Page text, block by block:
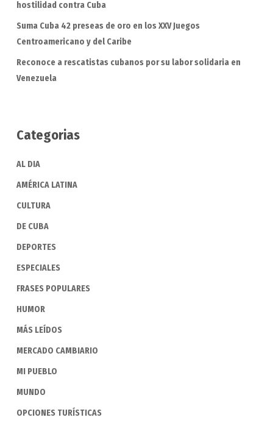
hostilidad contra Cuba
Suma Cuba 42 preseas de oro en los XXV Juegos
Centroamericano y del Caribe
Reconoce a rescatistas cubanos por su labor solidaria en
Venezuela
Categorias
AL DIA
AMÉRICA LATINA
CULTURA
DE CUBA
DEPORTES
ESPECIALES
FRASES POPULARES
HUMOR
MÁS LEÍDOS
MERCADO CAMBIARIO
MI PUEBLO
MUNDO
OPCIONES TURÍSTICAS